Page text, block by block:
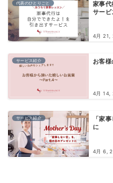
代表のひとりごと
家事代
サービ
4月 21,
サービス紹介 お客
4月 14,
サービス紹介
「家
に
4月 6,